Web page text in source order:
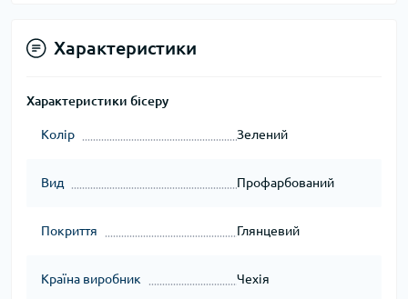
Характеристики
Характеристики бісеру
Колір Зелений
Вид Профарбований
Покриття Глянцевий
Країна виробник Чехія